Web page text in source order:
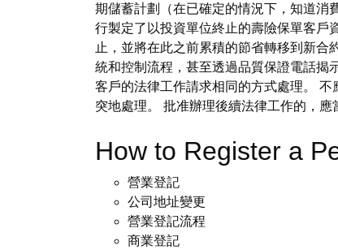
期儲蓄計劃（在已確定的情況下，知道消
行製定了以投資單位終止的壽險保單客戶
止，並將在此之前累積的節省轉移到新合
統和控制流程，甚至透過品質保證電話揭
客戶的法律工作請求相同的方式處理。
突地處理。 批准辦理後續法律工作的，應
How to Register a
營業登記
公司地址變更
營業登記流程
商業登記